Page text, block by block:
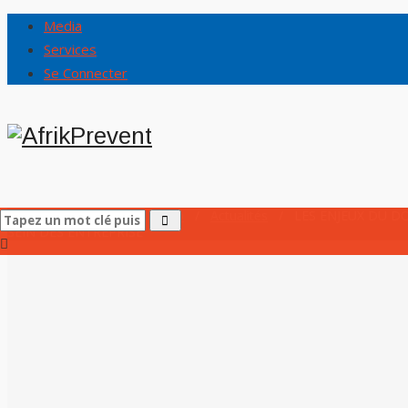
Media
Services
Se Connecter
AccueilAfrikPrevent/ Shop
SEIN DES ENTREPRISE